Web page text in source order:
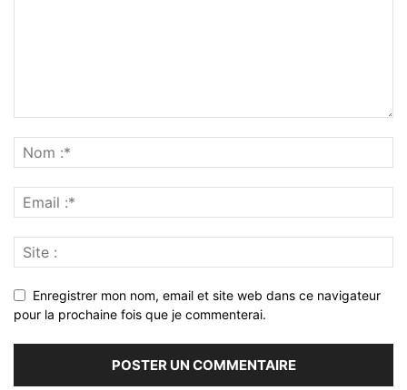
Enregistrer mon nom, email et site web dans ce navigateur
pour la prochaine fois que je commenterai.